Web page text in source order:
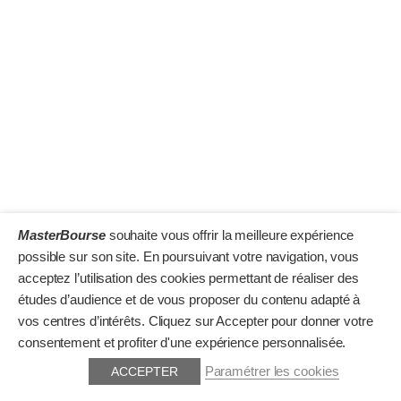
© Copyright 2026 MasterBourse.fr. Tous droits réservés.
CGU / CGV Contact Philosophie
MasterBoursesouhaite vous offrir la meilleure expérience
possible sur son site. En poursuivant votre navigation, vous
acceptez l’utilisation des cookies permettant de réaliser des
études d’audience et de vous proposer du contenu adapté à
vos centres d’intérêts. Cliquez sur Accepter pour donner votre
consentement et profiter d'une expérience personnalisée.
ACCEPTER
Paramétrer les cookies